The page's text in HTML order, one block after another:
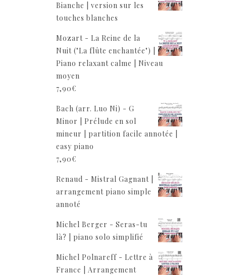
Bianche | version sur les
touches blanches
Mozart - La Reine de la
Nuit ("La flûte enchantée") |
Piano relaxant calme | Niveau
moyen
7,90€
Bach (arr. Luo Ni) - G
Minor | Prélude en sol
mineur | partition facile annotée |
easy piano
7,90€
Renaud - Mistral Gagnant |
arrangement piano simple
annoté
Michel Berger - Seras-tu
là? | piano solo simplifié
Michel Polnareff - Lettre à
France | Arrangement